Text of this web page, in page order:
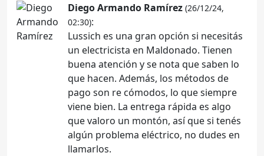
Diego Armando Ramírez (26/12/24,
02:30):
Lussich es una gran opción si necesitás
un electricista en Maldonado. Tienen
buena atención y se nota que saben lo
que hacen. Además, los métodos de
pago son re cómodos, lo que siempre
viene bien. La entrega rápida es algo
que valoro un montón, así que si tenés
algún problema eléctrico, no dudes en
llamarlos.